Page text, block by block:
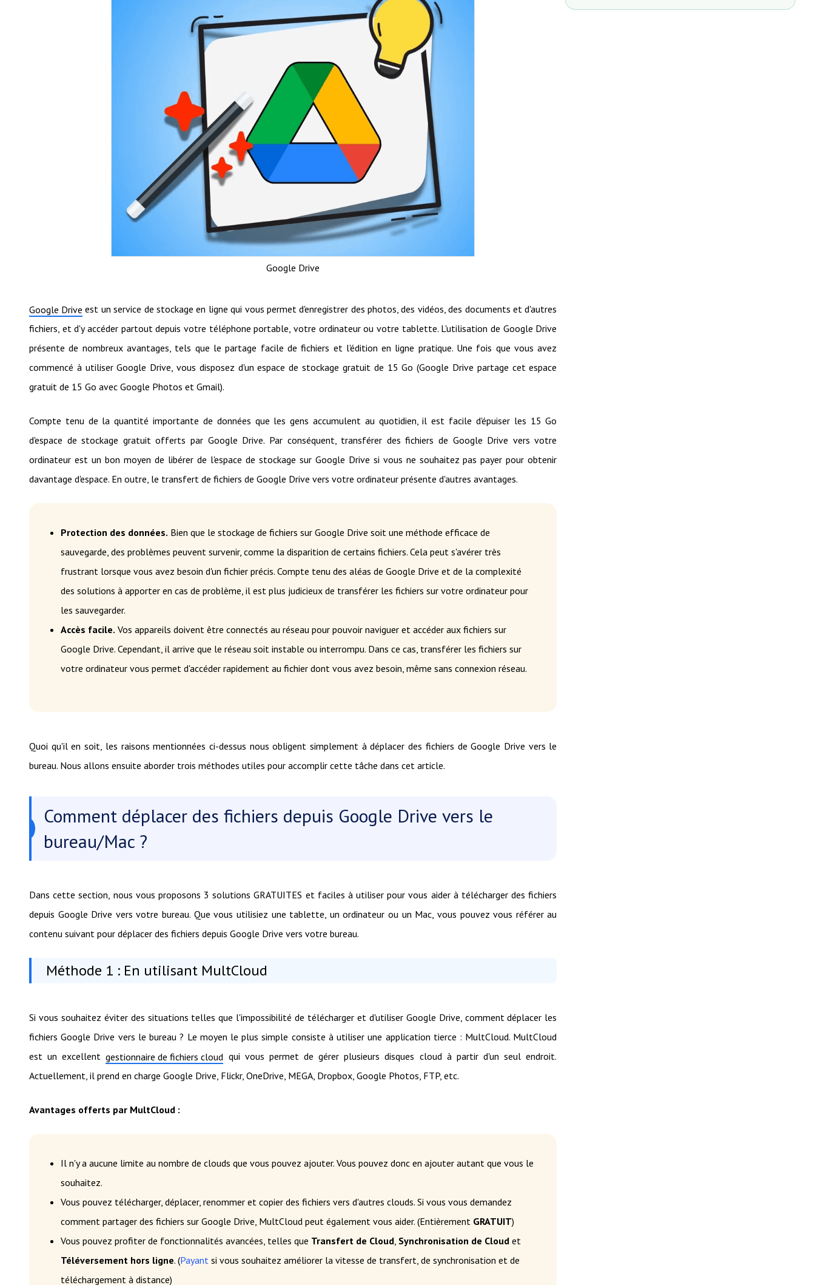
Google Drive
Google Drive est un service de stockage en ligne qui vous permet d'enregistrer des photos, des vidéos, des documents et d'autres
fichiers, et d'y accéder partout depuis votre téléphone portable, votre ordinateur ou votre tablette. L'utilisation de Google Drive
présente de nombreux avantages, tels que le partage facile de fichiers et l'édition en ligne pratique. Une fois que vous avez
commencé à utiliser Google Drive, vous disposez d'un espace de stockage gratuit de 15 Go (Google Drive partage cet espace
gratuit de 15 Go avec Google Photos et Gmail).
Compte tenu de la quantité importante de données que les gens accumulent au quotidien, il est facile d'épuiser les 15 Go
d'espace de stockage gratuit offerts par Google Drive. Par conséquent, transférer des fichiers de Google Drive vers votre
ordinateur est un bon moyen de libérer de l'espace de stockage sur Google Drive si vous ne souhaitez pas payer pour obtenir
davantage d'espace. En outre, le transfert de fichiers de Google Drive vers votre ordinateur présente d'autres avantages.
Protection des données. Bien que le stockage de fichiers sur Google Drive soit une méthode efficace de
sauvegarde, des problèmes peuvent survenir, comme la disparition de certains fichiers. Cela peut s'avérer très
frustrant lorsque vous avez besoin d'un fichier précis. Compte tenu des aléas de Google Drive et de la complexité
des solutions à apporter en cas de problème, il est plus judicieux de transférer les fichiers sur votre ordinateur pour
les sauvegarder.
Accès facile. Vos appareils doivent être connectés au réseau pour pouvoir naviguer et accéder aux fichiers sur
Google Drive. Cependant, il arrive que le réseau soit instable ou interrompu. Dans ce cas, transférer les fichiers sur
votre ordinateur vous permet d'accéder rapidement au fichier dont vous avez besoin, même sans connexion réseau.
Quoi qu'il en soit, les raisons mentionnées ci-dessus nous obligent simplement à déplacer des fichiers de Google Drive vers le
bureau. Nous allons ensuite aborder trois méthodes utiles pour accomplir cette tâche dans cet article.
Comment déplacer des fichiers depuis Google Drive vers le
bureau/Mac ?
Dans cette section, nous vous proposons 3 solutions GRATUITES et faciles à utiliser pour vous aider à télécharger des fichiers
depuis Google Drive vers votre bureau. Que vous utilisiez une tablette, un ordinateur ou un Mac, vous pouvez vous référer au
contenu suivant pour déplacer des fichiers depuis Google Drive vers votre bureau.
Méthode 1 : En utilisant MultCloud
Si vous souhaitez éviter des situations telles que l'impossibilité de télécharger et d'utiliser Google Drive, comment déplacer les
fichiers Google Drive vers le bureau ? Le moyen le plus simple consiste à utiliser une application tierce : MultCloud. MultCloud
est un excellentgestionnaire de fichiers cloud qui vous permet de gérer plusieurs disques cloud à partir d'un seul endroit.
Actuellement, il prend en charge Google Drive, Flickr, OneDrive, MEGA, Dropbox, Google Photos, FTP, etc.
Avantages offerts par MultCloud :
Il n'y a aucune limite au nombre de clouds que vous pouvez ajouter. Vous pouvez donc en ajouter autant que vous le
souhaitez.
Vous pouvez télécharger, déplacer, renommer et copier des fichiers vers d'autres clouds. Si vous vous demandez
comment partager des fichiers sur Google Drive, MultCloud peut également vous aider. (Entièrement GRATUIT)
Vous pouvez profiter de fonctionnalités avancées, telles que Transfert de Cloud Synchronisation de Cloud et
Téléversement hors ligne. (Payant si vous souhaitez améliorer la vitesse de transfert, de synchronisation et de
téléchargement à distance)